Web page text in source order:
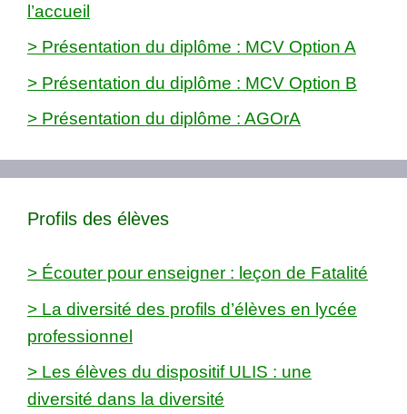
l’accueil
> Présentation du diplôme : MCV Option A
> Présentation du diplôme : MCV Option B
> Présentation du diplôme : AGOrA
Profils des élèves
> Écouter pour enseigner : leçon de Fatalité
> La diversité des profils d’élèves en lycée
professionnel
> Les élèves du dispositif ULIS : une
diversité dans la diversité